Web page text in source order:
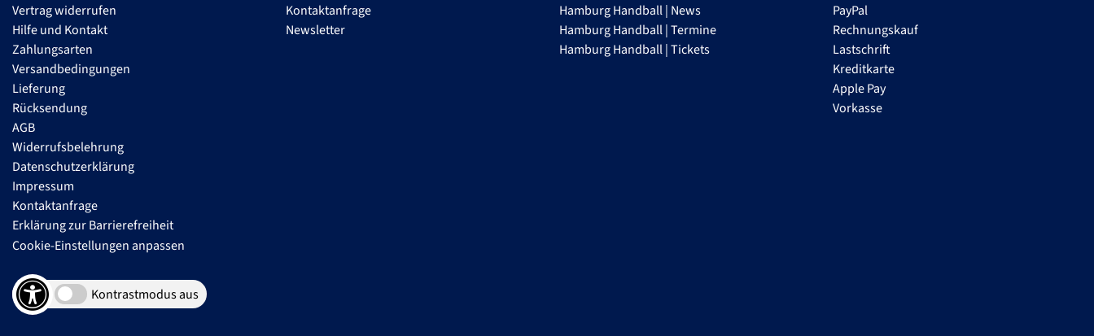
Vertrag widerrufen
Hilfe und Kontakt
Zahlungsarten
Versandbedingungen
Lieferung
Rücksendung
AGB
Widerrufsbelehrung
Datenschutzerklärung
Impressum
Kontaktanfrage
Erklärung zur Barrierefreiheit
Cookie-Einstellungen anpassen
Kontrastmodus aus
Kontaktanfrage
Newsletter
Hamburg Handball | News
Hamburg Handball | Termine
Hamburg Handball | Tickets
PayPal
Rechnungskauf
Lastschrift
Kreditkarte
Apple Pay
Vorkasse